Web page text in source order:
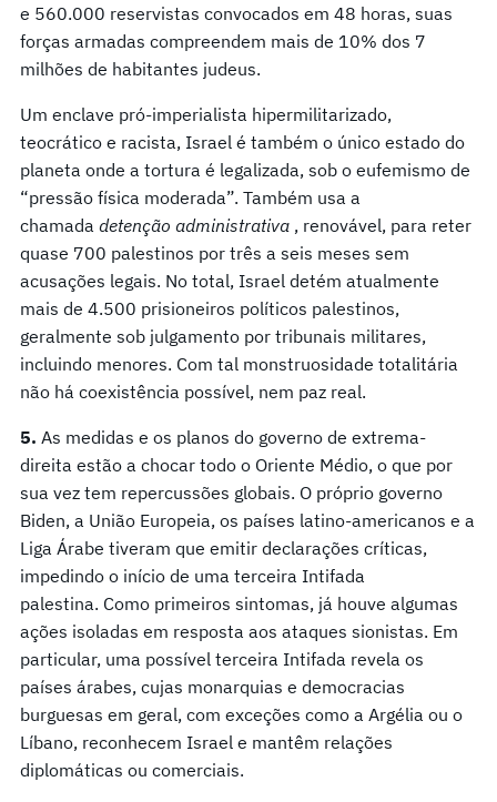
e 560.000 reservistas convocados em 48 horas, suas
forças armadas compreendem mais de 10% dos 7
milhões de habitantes judeus.
Um enclave pró-imperialista hipermilitarizado,
teocrático e racista, Israel é também o único estado do
planeta onde a tortura é legalizada, sob o eufemismo de
“pressão física moderada”. Também usa a
chamada detenção administrativa , renovável, para reter
quase 700 palestinos por três a seis meses sem
acusações legais. No total, Israel detém atualmente
mais de 4.500 prisioneiros políticos palestinos,
geralmente sob julgamento por tribunais militares,
incluindo menores. Com tal monstruosidade totalitária
não há coexistência possível, nem paz real.
5. As medidas e os planos do governo de extrema-
direita estão a chocar todo o Oriente Médio, o que por
sua vez tem repercussões globais. O próprio governo
Biden, a União Europeia, os países latino-americanos e a
Liga Árabe tiveram que emitir declarações críticas,
impedindo o início de uma terceira Intifada
palestina. Como primeiros sintomas, já houve algumas
ações isoladas em resposta aos ataques sionistas. Em
particular, uma possível terceira Intifada revela os
países árabes, cujas monarquias e democracias
burguesas em geral, com exceções como a Argélia ou o
Líbano, reconhecem Israel e mantêm relações
diplomáticas ou comerciais.